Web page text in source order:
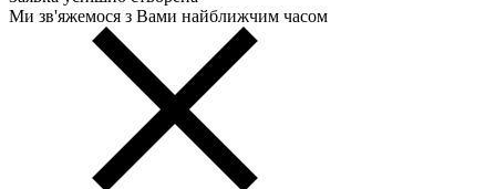
Ми зв'яжемося з Вами найближчим часом